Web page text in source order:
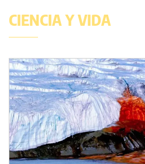
CIENCIA Y VIDA